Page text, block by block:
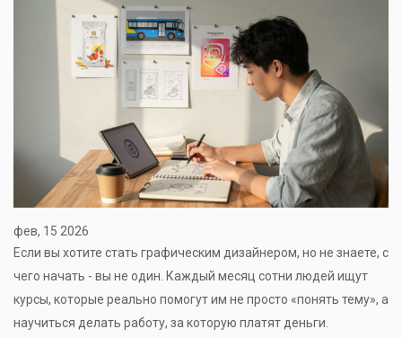
фев, 15 2026
Если вы хотите стать графическим дизайнером, но не знаете, с
чего начать - вы не один. Каждый месяц сотни людей ищут
курсы, которые реально помогут им не просто «понять тему», а
научиться делать работу, за которую платят деньги.